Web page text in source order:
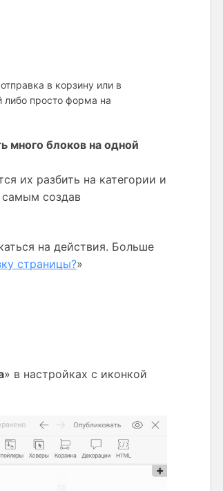
в корзину или в
либо просто форма на
много блоков на одной
их разбить на категории и
на действия. Больше
страницы?»
» в настройках с иконкой